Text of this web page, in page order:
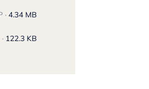
· 4.34 MB
122.3 KB